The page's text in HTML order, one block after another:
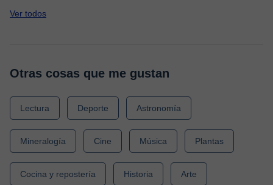
Ver todos
Otras cosas que me gustan
Lectura Deporte Astronomía
Mineralogía Cine Música Plantas
Cocina y repostería Historia Arte